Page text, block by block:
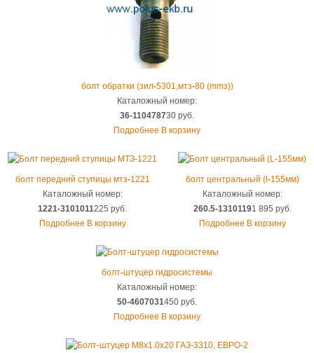
болт обратки (зил-5301,мтз-80 (mmз))
Каталожный номер:
36-110478730 руб.
Подробнее В корзину
болт передний ступицы мтз-1221
Каталожный номер:
1221-3101011225 руб.
Подробнее В корзину
болт центральный (l -155мм)
Каталожный номер:
260.5-13101191 895 руб.
Подробнее В корзину
болт-штуцер гидросистемы
Каталожный номер:
50-4607031450 руб.
Подробнее В корзину